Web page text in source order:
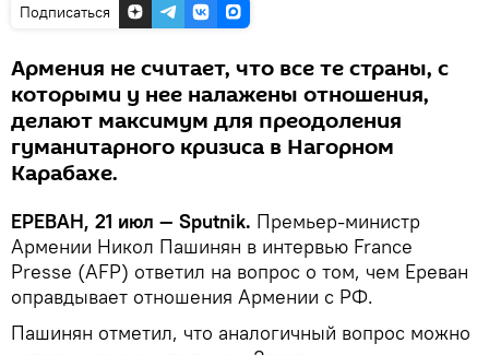
Подписаться
Армения не считает, что все те страны, с
которыми у нее налажены отношения,
делают максимум для преодоления
гуманитарного кризиса в Нагорном
Карабахе.
ЕРЕВАН, 21 июл — Sputnik. Премьер-министр
Армении Никол Пашинян в интервью France
Presse (AFP) ответил на вопрос о том, чем Ереван
оправдывает отношения Армении с РФ.
Пашинян отметил, что аналогичный вопрос можно